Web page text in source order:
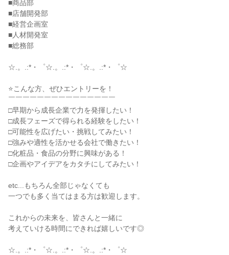
■商品部
■店舗開発部
■経営企画室
■人材開発室
■総務部
☆.。.:*・゜☆.。.:*・゜☆.。.:*・゜☆
⭐こんな方、ぜひエントリーを！
￣￣￣￣￣￣￣￣￣￣￣￣￣￣￣
□早期から成長企業で力を発揮したい！
□成長フェーズで得られる経験をしたい！
□可能性を広げたい・挑戦してみたい！
□強みや適性を活かせる会社で働きたい！
□化粧品・食品の分野に興味がある！
□企画やアイデアをカタチにしてみたい！
etc...もちろん全部じゃなくても
一つでも多く当てはまる方は歓迎します。
これからの未来を、皆さんと一緒に
考えていける時間にできれば嬉しいです◎
☆.。.:*・゜☆.。.:*・゜☆.。.:*・゜☆